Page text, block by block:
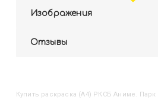
Изображения
Отзывы
Купить Раскраска (А4) РКСБ Аниме.